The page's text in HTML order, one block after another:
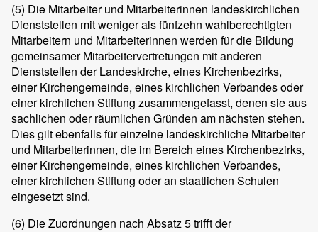
(5) Die Mitarbeiter und Mitarbeiterinnen landeskirchlichen
Dienststellen mit weniger als fünfzehn wahlberechtigten
Mitarbeitern und Mitarbeiterinnen werden für die Bildung
gemeinsamer Mitarbeitervertretungen mit anderen
Dienststellen der Landeskirche, eines Kirchenbezirks,
einer Kirchengemeinde, eines kirchlichen Verbandes oder
einer kirchlichen Stiftung zusammengefasst, denen sie aus
sachlichen oder räumlichen Gründen am nächsten stehen.
Dies gilt ebenfalls für einzelne landeskirchliche Mitarbeiter
und Mitarbeiterinnen, die im Bereich eines Kirchenbezirks,
einer Kirchengemeinde, eines kirchlichen Verbandes,
einer kirchlichen Stiftung oder an staatlichen Schulen
eingesetzt sind.
(6) Die Zuordnungen nach Absatz 5 trifft der